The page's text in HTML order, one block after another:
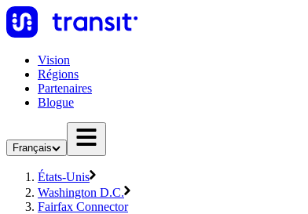
Vision
Régions
Partenaires
Blogue
Français
États-Unis
Washington D.C.
Fairfax Connector